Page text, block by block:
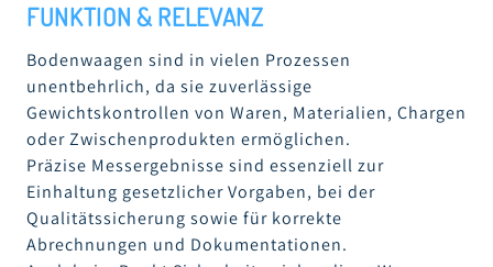
FUNKTION & RELEVANZ
Bodenwaagen sind in vielen Prozessen
unentbehrlich, da sie zuverlässige
Gewichtskontrollen von Waren, Materialien, Chargen
oder Zwischenprodukten ermöglichen.
Präzise Messergebnisse sind essenziell zur
Einhaltung gesetzlicher Vorgaben, bei der
Qualitätssicherung sowie für korrekte
Abrechnungen und Dokumentationen.